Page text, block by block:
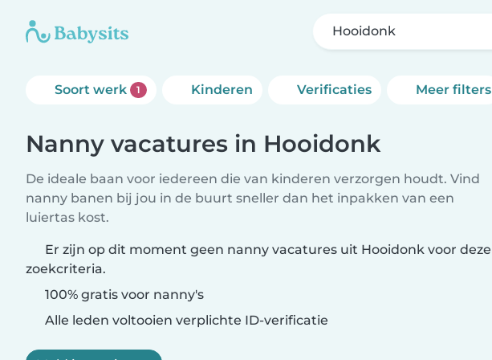
Hooidonk
Soort werk 1 Kinderen Verificaties Meer filters
Nanny vacatures in Hooidonk
De ideale baan voor iedereen die van kinderen verzorgen houdt. Vind
nanny banen bij jou in de buurt sneller dan het inpakken van een
luiertas kost.
Er zijn op dit moment geen nanny vacatures uit Hooidonk voor deze
zoekcriteria.
100% gratis voor nanny's
Alle leden voltooien verplichte ID-verificatie